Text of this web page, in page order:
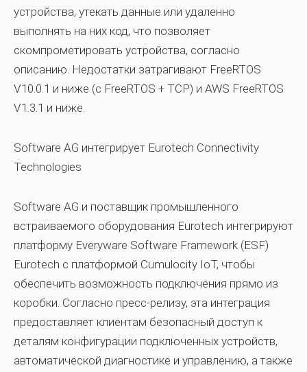
устройства, утекать данные или удаленно
выполнять на них код, что позволяет
скомпрометировать устройства, согласно
описанию. Недостатки затрагивают FreeRTOS
V10.0.1 и ниже (с FreeRTOS + TCP) и AWS FreeRTOS
V1.3.1 и ниже.
Software AG интегрирует Eurotech Connectivity
Technologies
Software AG и поставщик промышленного
встраиваемого оборудования Eurotech интегрируют
платформу Everyware Software Framework (ESF)
Eurotech с платформой Cumulocity IoT, чтобы
обеспечить возможность подключения прямо из
коробки. Согласно пресс-релизу, эта интеграция
предоставляет клиентам безопасный доступ к
деталям конфигурации подключенных устройств,
автоматической диагностике и управлению, а также